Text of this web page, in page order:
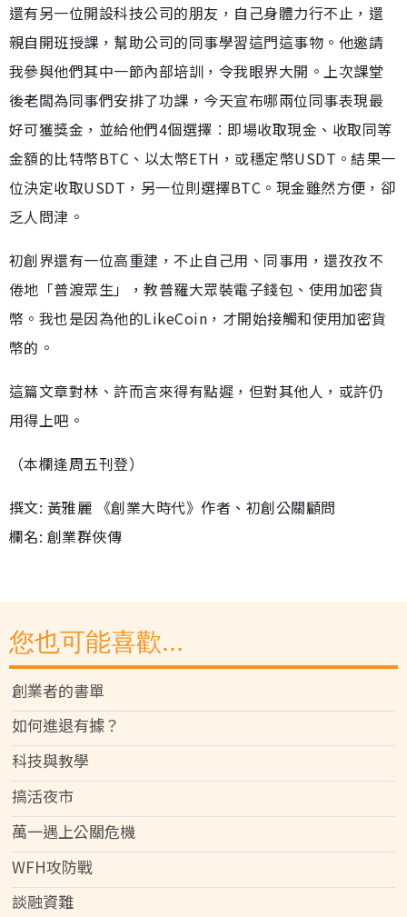
還有另一位開設科技公司的朋友，自己身體力行不止，還
親自開班授課，幫助公司的同事學習這門這事物。他邀請
我參與他們其中一節內部培訓，令我眼界大開。上次課堂
後老闆為同事們安排了功課，今天宣布哪兩位同事表現最
好可獲獎金，並給他們4個選擇︰即場收取現金、收取同等
金額的比特幣BTC、以太幣ETH，或穩定幣USDT。結果一
位決定收取USDT，另一位則選擇BTC。現金雖然方便，卻
乏人問津。
初創界還有一位高重建，不止自己用、同事用，還孜孜不
倦地「普渡眾生」，教普羅大眾裝電子錢包、使用加密貨
幣。我也是因為他的LikeCoin，才開始接觸和使用加密貨
幣的。
這篇文章對林、許而言來得有點遲，但對其他人，或許仍
用得上吧。
（本欄逢周五刊登）
撰文: 黃雅麗 《創業大時代》作者、初創公關顧問
欄名: 創業群俠傳
您也可能喜歡...
創業者的書單
如何進退有據？
科技與教學
搞活夜市
萬一遇上公關危機
WFH攻防戰
談融資難